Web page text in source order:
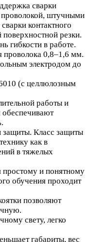
сварки
штучными
контактного
резки.
гибкости в работе.
0,8–1,6 мм.
электродом до
(с целлюлозным
работы и
защиты. Класс защиты
как в
в тяжелых
простому и понятному
обучения проходит
позволяют
свету, легко
габариты, вес